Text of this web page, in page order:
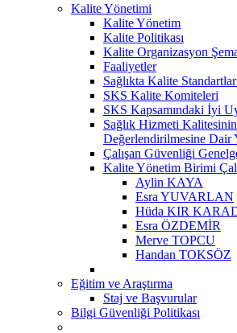
Kalite Yönetimi
Kalite Yönetim
Kalite Politikası
Kalite Organizasyon
Faaliyetler
Sağlıkta Kalite
SKS Kalite Komiteleri
SKS Kapsamındaki İyi
Sağlık Hizmeti
Değerlendirilmesine Dair
Çalışan Güvenliği
Kalite Yönetim Birimi
Aylin KAYA
Esra YUVARLAN
Hüda KIR
Esra ÖZDEMİR
Merve TOPCU
Handan TOKSÖZ
Eğitim ve Araştırma
Staj ve Başvurular
Bilgi Güvenliği Politikası